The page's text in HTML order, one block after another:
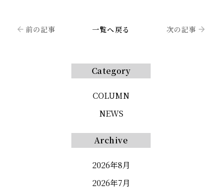
前の記事 一覧へ戻る 次の記事
Category
COLUMN
NEWS
Archive
2026年8月
2026年7月